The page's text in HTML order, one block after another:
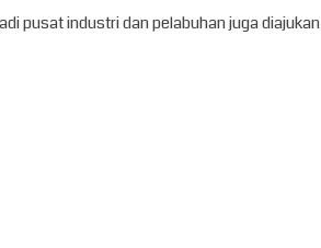
pusat industri dan pelabuhan juga diajukan